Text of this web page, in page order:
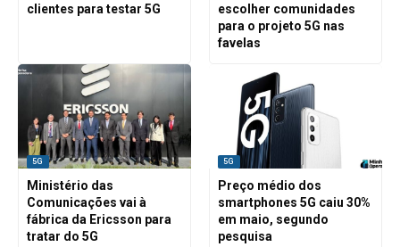
clientes para testar 5G
escolher comunidades
para o projeto 5G nas
favelas
5G
Ministério das
Comunicações vai à
fábrica da Ericsson para
tratar do 5G
5G
Preço médio dos
smartphones 5G caiu 30%
em maio, segundo
pesquisa